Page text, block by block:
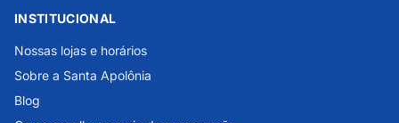
INSTITUCIONAL
Nossas lojas e horários
Sobre a Santa Apolônia
Blog